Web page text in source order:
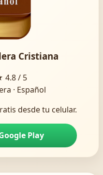
Cristiana
4.8 / 5
· Español
desde tu celular.
Play